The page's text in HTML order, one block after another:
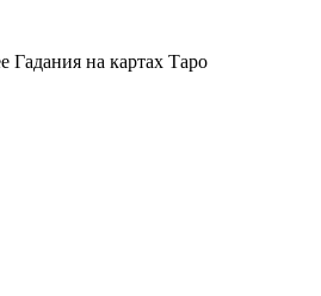
Гадания на картах Таро